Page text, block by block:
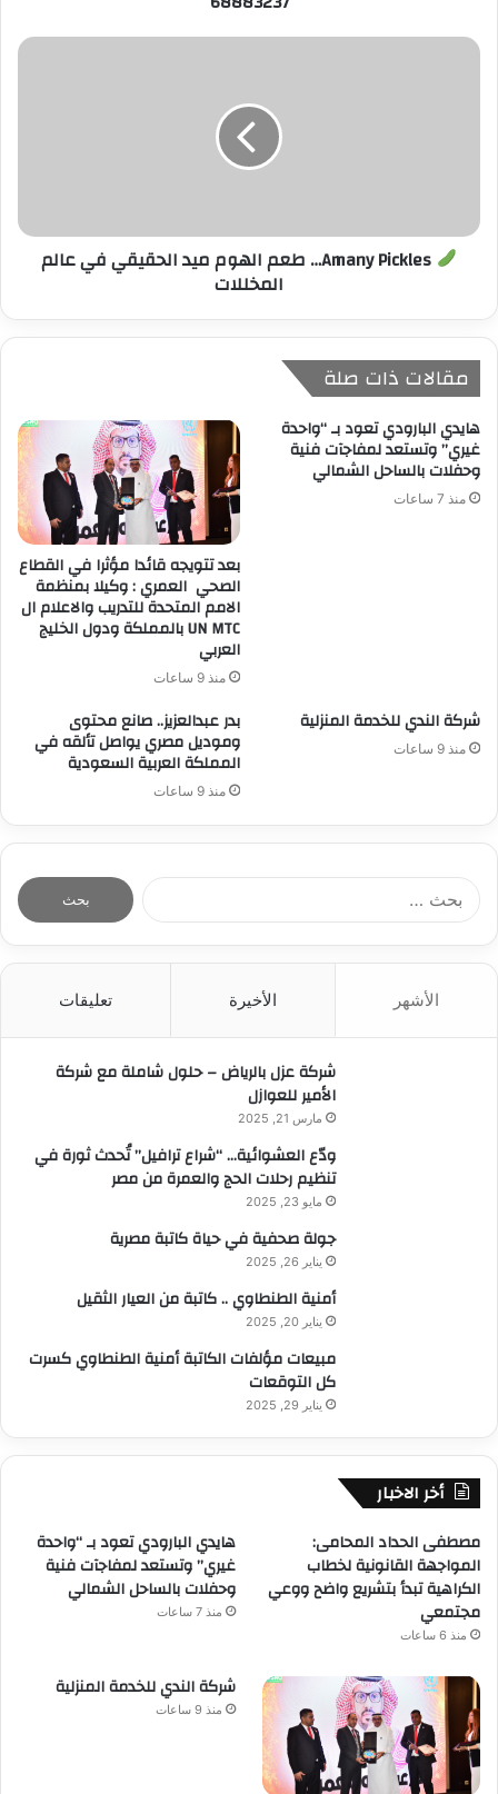
Amany Pickles… طعم الهوم ميد الحقيقي في عالم
المخللات
مقالات ذات صلة
هايدي البارودي تعود بـ “واحدة
غيري” وتستعد لمفاجآت فنية
وحفلات بالساحل الشمالي
منذ 7 ساعات
بعد تتويجه قائدا مؤثرا في القطاع
الصحي العمري : وكيلا بمنظمة
الامم المتحدة للتدريب والاعلام ال
UN MTC بالمملكة ودول الخليج
العربي
منذ 9 ساعات
شركة الندي للخدمة المنزلية
منذ 9 ساعات
بدر عبدالعزيز.. صانع محتوى
وموديل مصري يواصل تألقه في
المملكة العربية السعودية
منذ 9 ساعات
الأشهر الأخيرة تعليقات
شركة عزل بالرياض – حلول شاملة مع شركة
الأمير للعوازل
مارس 21, 2025
ودّع العشوائية… “شراع ترافيل” تُحدث ثورة في
تنظيم رحلات الحج والعمرة من مصر
مايو 23, 2025
جولة صحفية في حياة كاتبة مصرية
يناير 26, 2025
أمنية الطنطاوي .. كاتبة من العيار الثقيل
يناير 20, 2025
مبيعات مؤلفات الكاتبة أمنية الطنطاوي كسرت
كل التوقعات
يناير 29, 2025
أخر الاخبار
مصطفى الحداد المحامى:
المواجهة القانونية لخطاب
الكراهية تبدأ بتشريع واضح ووعي
مجتمعي
منذ 6 ساعات
هايدي البارودي تعود بـ “واحدة
غيري” وتستعد لمفاجآت فنية
وحفلات بالساحل الشمالي
منذ 7 ساعات
شركة الندي للخدمة المنزلية
منذ 9 ساعات